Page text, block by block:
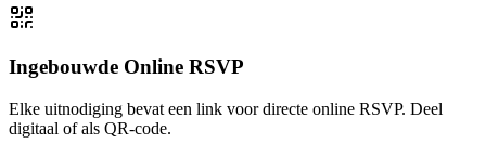
Ingebouwde Online RSVP
Elke uitnodiging bevat een link voor directe online RSVP. Deel
digitaal of als QR-code.